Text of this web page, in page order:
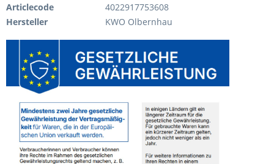
Articlecode
4022917753608
Hersteller
KWO Olbernhau